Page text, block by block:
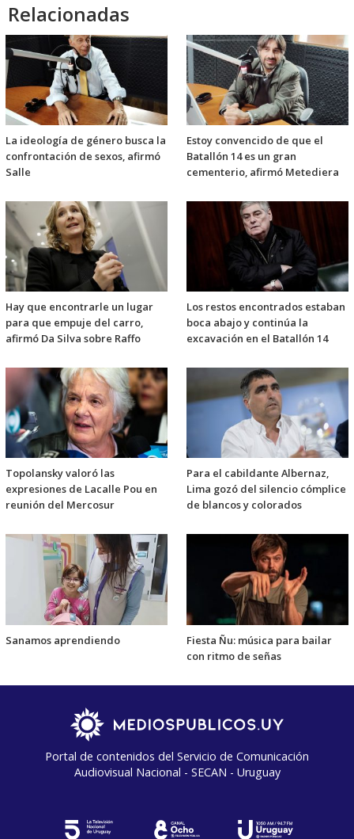
Relacionadas
La ideología de género busca la
confrontación de sexos, afirmó
Salle
Estoy convencido de que el
Batallón 14 es un gran
cementerio, afirmó Metediera
Hay que encontrarle un lugar
para que empuje del carro,
afirmó Da Silva sobre Raffo
Los restos encontrados estaban
boca abajo y continúa la
excavación en el Batallón 14
Topolansky valoró las
expresiones de Lacalle Pou en
reunión del Mercosur
Para el cabildante Albernaz,
Lima gozó del silencio cómplice
de blancos y colorados
Sanamos aprendiendo
Fiesta Ñu: música para bailar
con ritmo de señas
Portal de contenidos del Servicio de Comunicación
Audiovisual Nacional - SECAN - Uruguay